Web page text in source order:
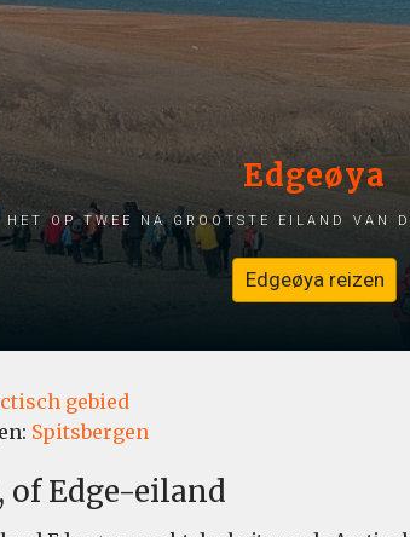
Edgeøya
Het op twee na grootste eiland van
Edgeøya reizen
gebied
Spitsbergen
of Edge-eiland